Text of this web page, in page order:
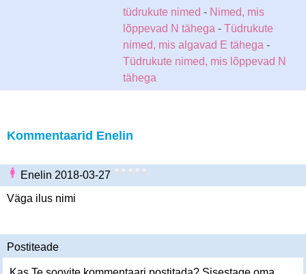
tüdrukute nimed - Nimed, mis
lõppevad N tähega - Tüdrukute
nimed, mis algavad E tähega -
Tüdrukute nimed, mis lõppevad N
tähega
Kommentaarid Enelin
Enelin 2018-03-27
Väga ilus nimi
Postiteade